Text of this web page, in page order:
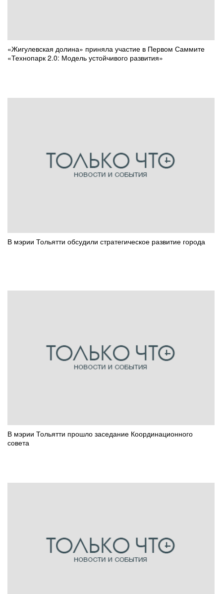
«Жигулевская долина» приняла участие в Первом Саммите
«Технопарк 2.0: Модель устойчивого развития»
В мэрии Тольятти обсудили стратегическое развитие города
В мэрии Тольятти прошло заседание Координационного
совета